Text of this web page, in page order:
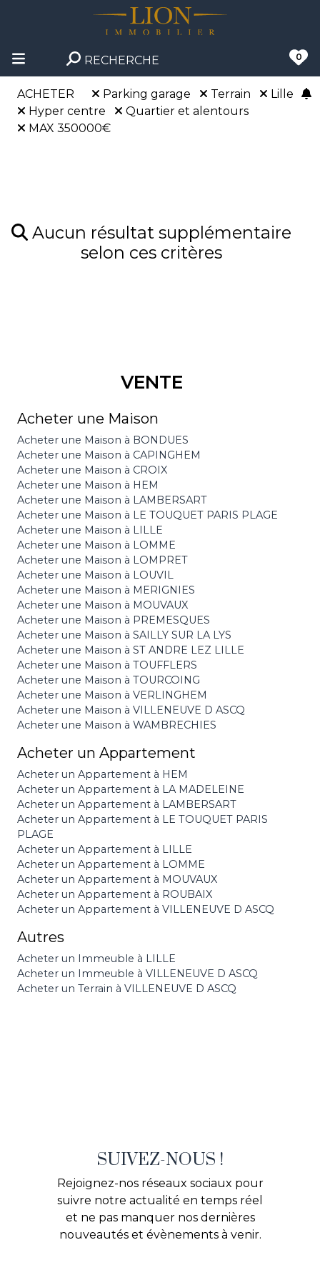
RECHERCHE 0
ACHETER Parking garage Terrain
Lille
Hyper centre
Quartier et alentours
MAX 350000€
Aucun résultat supplémentaire
selon ces critères
VENTE
Acheter une Maison
Acheter une Maison à BONDUES
Acheter une Maison à CAPINGHEM
Acheter une Maison à CROIX
Acheter une Maison à HEM
Acheter une Maison à LAMBERSART
Acheter une Maison à LE TOUQUET PARIS PLAGE
Acheter une Maison à LILLE
Acheter une Maison à LOMME
Acheter une Maison à LOMPRET
Acheter une Maison à LOUVIL
Acheter une Maison à MERIGNIES
Acheter une Maison à MOUVAUX
Acheter une Maison à PREMESQUES
Acheter une Maison à SAILLY SUR LA LYS
Acheter une Maison à ST ANDRE LEZ LILLE
Acheter une Maison à TOUFFLERS
Acheter une Maison à TOURCOING
Acheter une Maison à VERLINGHEM
Acheter une Maison à VILLENEUVE D ASCQ
Acheter une Maison à WAMBRECHIES
Acheter un Appartement
Acheter un Appartement à HEM
Acheter un Appartement à LA MADELEINE
Acheter un Appartement à LAMBERSART
Acheter un Appartement à LE TOUQUET PARIS
PLAGE
Acheter un Appartement à LILLE
Acheter un Appartement à LOMME
Acheter un Appartement à MOUVAUX
Acheter un Appartement à ROUBAIX
Acheter un Appartement à VILLENEUVE D ASCQ
Autres
Acheter un Immeuble à LILLE
Acheter un Immeuble à VILLENEUVE D ASCQ
Acheter un Terrain à VILLENEUVE D ASCQ
SUIVEZ-NOUS !
Rejoignez-nos réseaux sociaux pour
suivre notre actualité en temps réel
et ne pas manquer nos dernières
nouveautés et évènements à venir.